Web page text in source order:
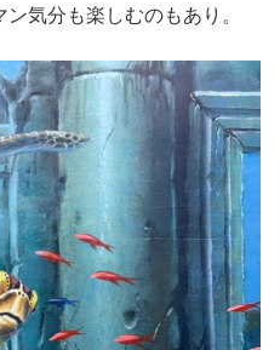
気分も楽しむのもあり。